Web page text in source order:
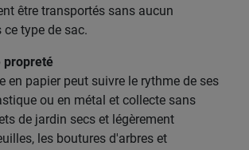
être transportés sans aucun
type de sac.
propreté
en papier peut suivre le rythme de ses
ou en métal et collecte sans
de jardin secs et légèrement
les boutures d'arbres et